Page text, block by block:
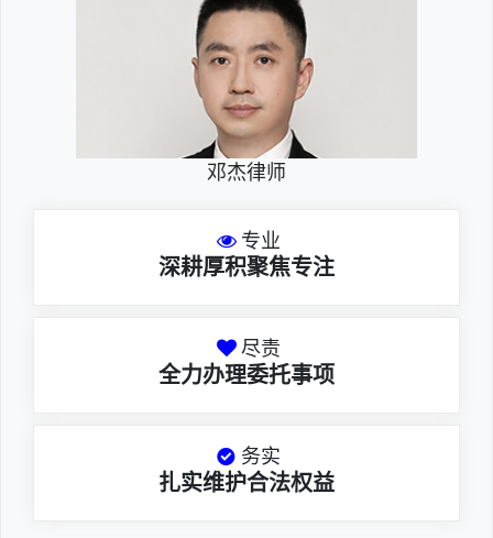
邓杰律师
专业
深耕厚积聚焦专注
尽责
全力办理委托事项
务实
扎实维护合法权益